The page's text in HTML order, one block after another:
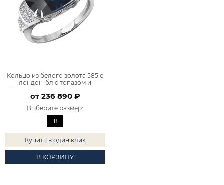
Кольцо из белого золота 585 с
лондон‑блю топазом и
бриллиантами 9100926-03932
от 236 890 ₽
Выберите размер:
18
Купить в один клик
В КОРЗИНУ